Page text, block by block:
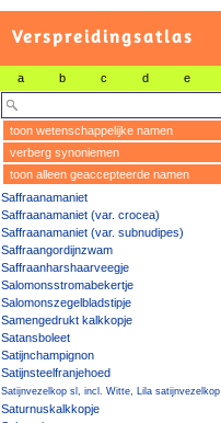
Verspreidingsatlas
a b c d e
toon wetenschappelijke namen
verberg synoniemen
toon alleen geaccepteerde namen
Saffraanamaniet
Saffraanamaniet (var. crocea)
Saffraanamaniet (var. subnudipes)
Saffraangordijnzwam
Saffraanharshaarveegje
Salomonsstromabekertje
Salomonszegelbladstipje
Samengedrukt kalkkopje
Satansboleet
Satijnchampignon
Satijnsteelfranjehoed
Satijnvezelkop sl, incl. Witte, Lila satijnvezelkop
Saturnuskalkkopje